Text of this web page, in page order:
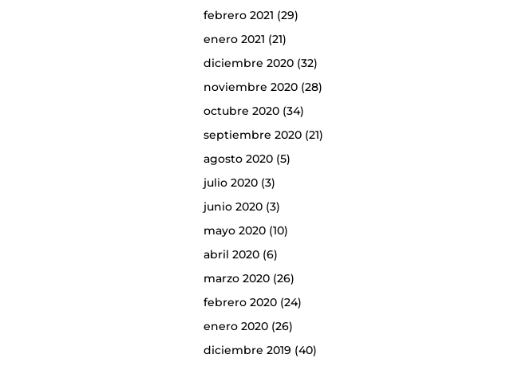
febrero 2021 (29)
enero 2021 (21)
diciembre 2020(32)
noviembre 2020(28)
octubre 2020(34)
septiembre 2020(21)
agosto 2020(5)
julio 2020(3)
junio 2020(3)
mayo 2020(10)
abril 2020(6)
marzo 2020(26)
febrero 2020(24)
enero 2020(26)
diciembre 2019 (40)